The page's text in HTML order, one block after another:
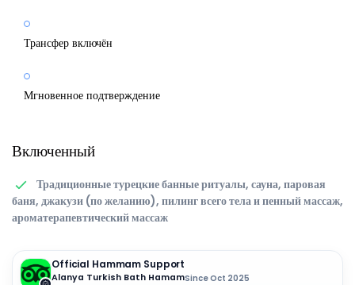
Трансфер включён
Мгновенное подтверждение
Включенный
Традиционные турецкие банные ритуалы, сауна, паровая
баня, джакузи (по желанию), пилинг всего тела и пенный массаж,
ароматерапевтический массаж
Official Hammam Support
Alanya Turkish Bath HamamSince Oct 2025